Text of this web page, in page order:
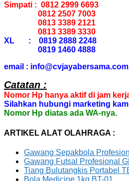
Simpati : 0812 2999 6693
0812 2507 7003
0813 3389 2121
0813 3389 3330
XL : 0819 2888 2248
0819 1460 4888
email : info@cvjayabersama.com
Catatan :
Nomor Hp hanya aktif di jam
Silahkan hubungi marketing
Nomor Hp diatas ada WA-nya.
ARTIKEL ALAT OLAHRAGA :
Gawang Sepakbola
Gawang Futsal Profesional
Tiang Bulutangkis Portabel
Bola Medicine 1kg BT-01